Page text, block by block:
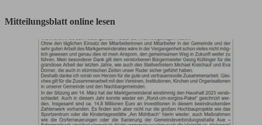
Mitteilungsblatt online lesen